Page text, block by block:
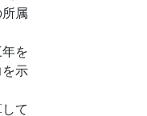
属
を
示
て